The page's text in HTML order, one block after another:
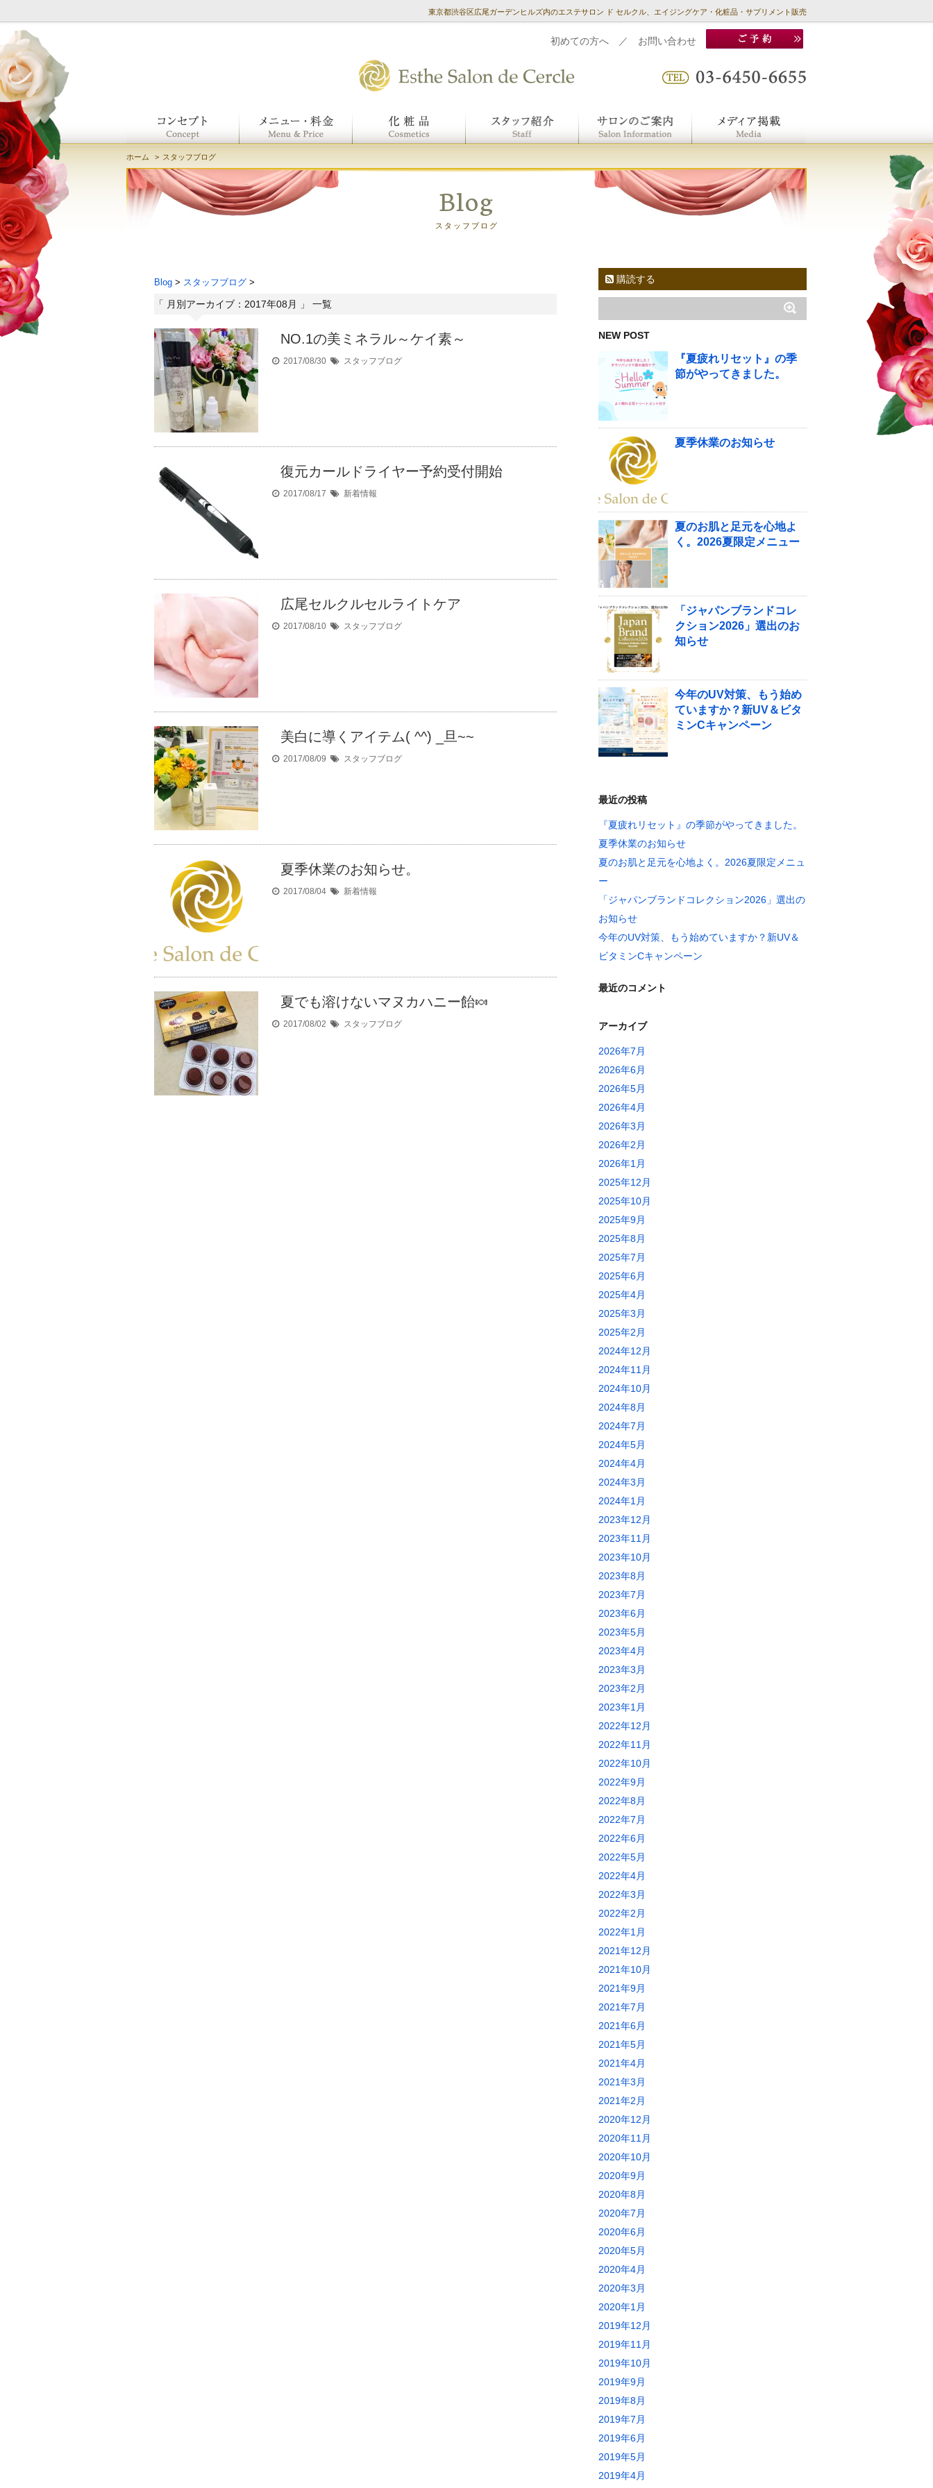
東京都渋谷区広尾ガーデンヒルズ内のエステサロン ド セルクル、エイジングケア・化粧品・サプリメント販売
初めての方へ ／ お問い合わせ
ホーム スタッフブログ
Blog
スタッフブログ
Blog > スタッフブログ >
「 月別アーカイブ：2017年08月 」 一覧
NO.1の美ミネラル～ケイ素～
2017/08/30 スタッフブログ
復元カールドライヤー予約受付開始
2017/08/17 新着情報
広尾セルクルセルライトケア
2017/08/10 スタッフブログ
美白に導くアイテム( ^^) _旦~~
2017/08/09 スタッフブログ
夏季休業のお知らせ。
2017/08/04 新着情報
夏でも溶けないマヌカハニー飴🍬
2017/08/02 スタッフブログ
購読する
NEW POST
『夏疲れリセット』の季
節がやってきました。
夏季休業のお知らせ
夏のお肌と足元を心地よ
く。2026夏限定メニュー
「ジャパンブランドコレ
クション2026」選出のお
知らせ
今年のUV対策、もう始め
ていますか？新UV＆ビタ
ミンCキャンペーン
最近の投稿
『夏疲れリセット』の季節がやってきました。
夏季休業のお知らせ
夏のお肌と足元を心地よく。2026夏限定メニュ
ー
「ジャパンブランドコレクション2026」選出の
お知らせ
今年のUV対策、もう始めていますか？新UV＆
ビタミンCキャンペーン
最近のコメント
アーカイブ
2026年7月
2026年6月
2026年5月
2026年4月
2026年3月
2026年2月
2026年1月
2025年12月
2025年10月
2025年9月
2025年8月
2025年7月
2025年6月
2025年4月
2025年3月
2025年2月
2024年12月
2024年11月
2024年10月
2024年8月
2024年7月
2024年5月
2024年4月
2024年3月
2024年1月
2023年12月
2023年11月
2023年10月
2023年8月
2023年7月
2023年6月
2023年5月
2023年4月
2023年3月
2023年2月
2023年1月
2022年12月
2022年11月
2022年10月
2022年9月
2022年8月
2022年7月
2022年6月
2022年5月
2022年4月
2022年3月
2022年2月
2022年1月
2021年12月
2021年10月
2021年9月
2021年7月
2021年6月
2021年5月
2021年4月
2021年3月
2021年2月
2020年12月
2020年11月
2020年10月
2020年9月
2020年8月
2020年7月
2020年6月
2020年5月
2020年4月
2020年3月
2020年1月
2019年12月
2019年11月
2019年10月
2019年9月
2019年8月
2019年7月
2019年6月
2019年5月
2019年4月